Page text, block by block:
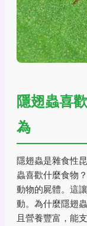
隱翅蟲喜
為
隱翅蟲是雜食性
蟲喜歡什麼食物
動物的屍體。這
動。為什麼隱翅
且營養豐富，能